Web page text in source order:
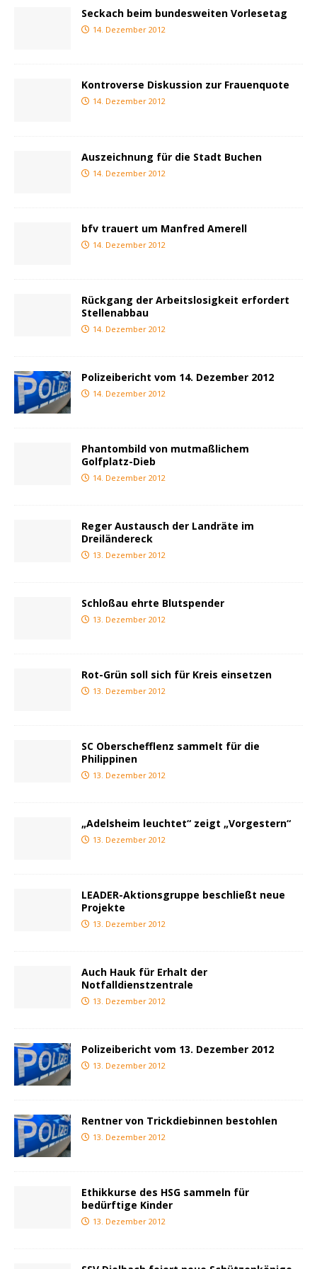
Seckach beim bundesweiten Vorlesetag
14. Dezember 2012
Kontroverse Diskussion zur Frauenquote
14. Dezember 2012
Auszeichnung für die Stadt Buchen
14. Dezember 2012
bfv trauert um Manfred Amerell
14. Dezember 2012
Rückgang der Arbeitslosigkeit erfordert
Stellenabbau
14. Dezember 2012
Polizeibericht vom 14. Dezember 2012
14. Dezember 2012
Phantombild von mutmaßlichem
Golfplatz-Dieb
14. Dezember 2012
Reger Austausch der Landräte im
Dreiländereck
13. Dezember 2012
Schloßau ehrte Blutspender
13. Dezember 2012
Rot-Grün soll sich für Kreis einsetzen
13. Dezember 2012
SC Oberschefflenz sammelt für die
Philippinen
13. Dezember 2012
„Adelsheim leuchtet“ zeigt „Vorgestern“
13. Dezember 2012
LEADER-Aktionsgruppe beschließt neue
Projekte
13. Dezember 2012
Auch Hauk für Erhalt der
Notfalldienstzentrale
13. Dezember 2012
Polizeibericht vom 13. Dezember 2012
13. Dezember 2012
Rentner von Trickdiebinnen bestohlen
13. Dezember 2012
Ethikkurse des HSG sammeln für
bedürftige Kinder
13. Dezember 2012